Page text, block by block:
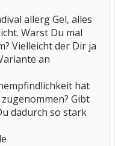
allerg Gel, alles
Warst Du mal
Vielleicht der Dir ja
an
hat
Gibt
dadurch so stark